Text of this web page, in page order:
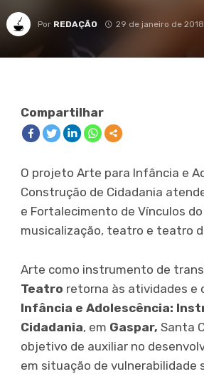
Por REDAÇÃO 29 de janeiro de 2018
Compartilhar
O projeto Arte para Infância e
Construção de Cidadania
e Fortalecimento de Vínculos
musicalização, teatro e teatro
Arte como instrumento de
Teatro retorna às atividades e
Infância e Adolescência:
Cidadania, em Gaspar, Santa
objetivo de auxiliar no
em situação de vulnerabilidade